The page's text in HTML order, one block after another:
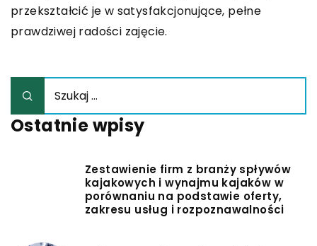
przekształcić je w satysfakcjonujące, pełne
prawdziwej radości zajęcie.
Ostatnie wpisy
Zestawienie firm z branży spływów
kajakowych i wynajmu kajaków w
porównaniu na podstawie oferty,
zakresu usług i rozpoznawalności